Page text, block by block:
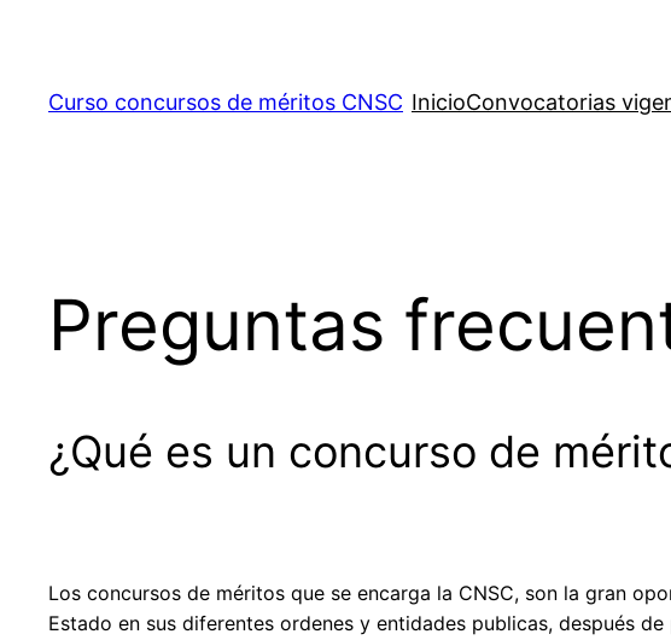
contenido
Curso concursos de méritos CNSC InicioConvocatorias
Preguntas
¿Qué es un concurso de
Los concursos de méritos que se encarga la CNSC, son la gran
Estado en sus diferentes ordenes y entidades publicas, después